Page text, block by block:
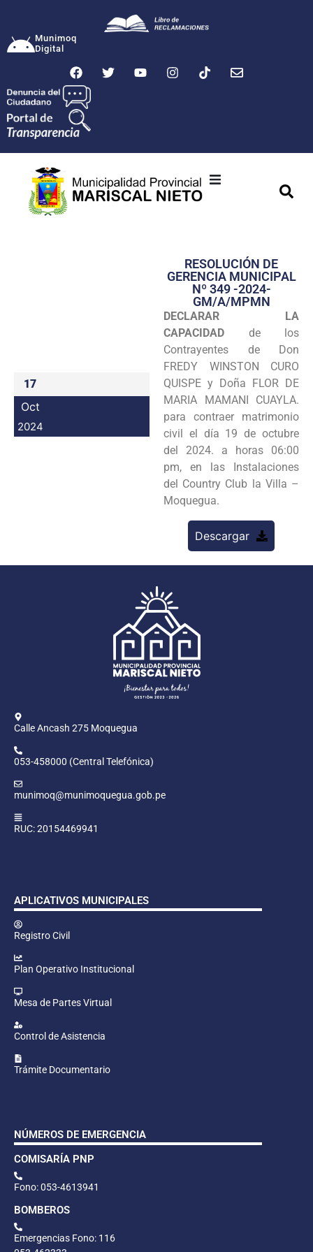
Munimoq
Digital
Transparencia
Seguridad
Programas
Intranet
17
Oct
2024
RESOLUCIÓN DE
GERENCIA MUNICIPAL
Nº 349 -2024-
GM/A/MPMN
DECLARAR
LA
CAPACIDAD de los
Contrayentes de Don
FREDY WINSTON CURO
QUISPE y Doña FLOR DE
MARIA MAMANI CUAYLA.
para contraer matrimonio
civil el día 19 de octubre
del 2024. a horas 06:00
pm, en las Instalaciones
del Country Club la Villa –
Moquegua.
Descargar
Calle Ancash 275 Moquegua
053-458000 (Central Telefónica)
munimoq@munimoquegua.gob.pe
RUC: 20154469941
APLICATIVOS MUNICIPALES
Registro Civil
Plan Operativo Institucional
Mesa de Partes Virtual
Control de Asistencia
Trámite Documentario
NÚMEROS DE EMERGENCIA
COMISARÍA PNP
Fono: 053-4613941
BOMBEROS
Emergencias Fono: 116